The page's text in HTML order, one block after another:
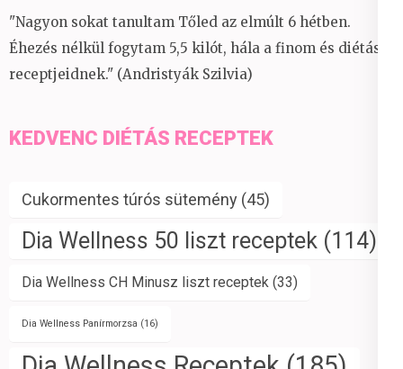
"Nagyon sokat tanultam Tőled az elmúlt 6 hétben.
Éhezés nélkül fogytam 5,5 kilót, hála a finom és diétás
receptjeidnek." (Andristyák Szilvia)
KEDVENC DIÉTÁS RECEPTEK
Cukormentes túrós sütemény (45)
Dia Wellness 50 liszt receptek (114)
Dia Wellness CH Minusz liszt receptek (33)
Dia Wellness Panírmorzsa (16)